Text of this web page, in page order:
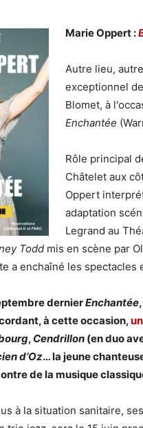
Marie Oppert :
Autre lieu,
exceptionnel
Blomet, à
Enchantée
Rôle principal
Châtelet aux
Oppert
adaptation
Legrand au
Todd mis en scène par
a enchaîné les spectacles
dernierEnchantée
à cette occasion,
, Cendrillon (en duo
d’Oz… la jeune
de la musique
à la situation sanitaire,